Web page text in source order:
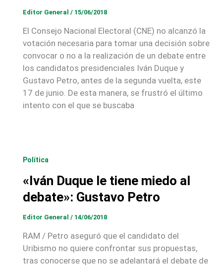
Editor General / 15/06/2018
El Consejo Nacional Electoral (CNE) no alcanzó la
votación necesaria para tomar una decisión sobre
convocar o no a la realización de un debate entre
los candidatos presidenciales Iván Duque y
Gustavo Petro, antes de la segunda vuelta, este
17 de junio. De esta manera, se frustró el último
intento con el que se buscaba
Política
«Iván Duque le tiene miedo al
debate»: Gustavo Petro
Editor General / 14/06/2018
RAM / Petro aseguró que el candidato del
Uribismo no quiere confrontar sus propuestas,
tras conocerse que no se adelantará el debate de